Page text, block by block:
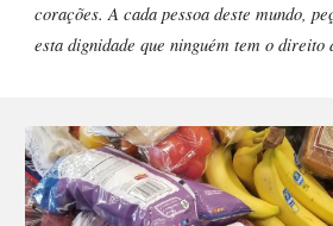
corações. A cada pessoa deste mundo,
esta dignidade que ninguém tem o